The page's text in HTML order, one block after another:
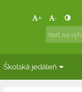
+ -
Školská jedáleň